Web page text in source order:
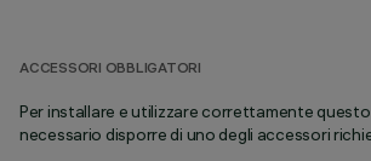
ACCESSORI OBBLIGATORI
Per installare e utilizzare correttamente
necessario disporre di uno degli accessori